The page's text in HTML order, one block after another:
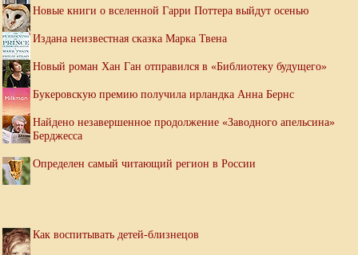
Новые книги о вселенной Гарри Поттера выйдут осенью
Издана неизвестная сказка Марка Твена
Новый роман Хан Ган отправился в «Библиотеку будущего»
Букеровскую премию получила ирландка Анна Бернс
Найдено незавершенное продолжение «Заводного апельсина»
Берджесса
Определен самый читающий регион в России
Как воспитывать детей-близнецов